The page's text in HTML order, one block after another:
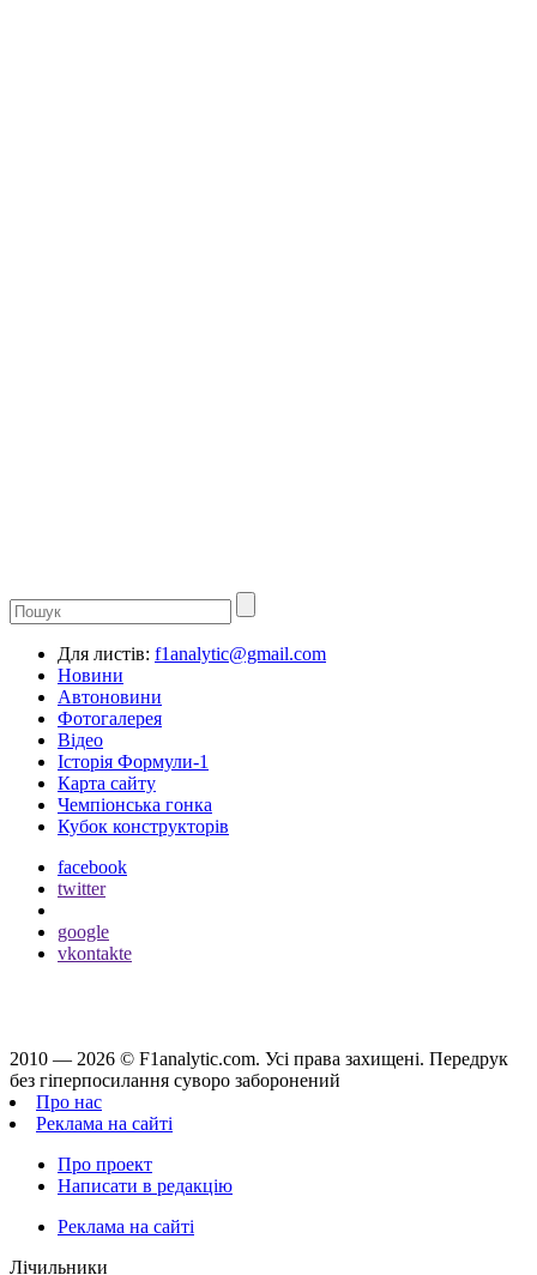
Для листів: f1analytic@gmail.com
Новини
Автоновини
Фотогалерея
Відео
Історія Формули-1
Карта сайту
Чемпіонська гонка
Кубок конструкторів
facebook
twitter
google
vkontakte
2010 — 2026 © F1analytic.com. Усi права захищенi. Передрук
без гіперпосилання суворо заборонений
Про нас
Реклама на сайті
Про проект
Написати в редакцію
Реклама на сайті
Лічильники